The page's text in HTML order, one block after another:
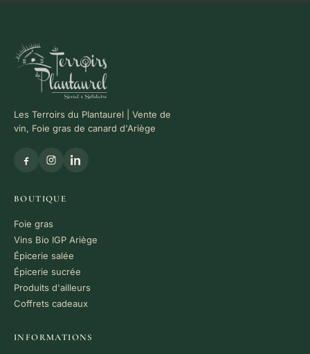
Les Terroirs du Plantaurel | Vente de
vin, Foie gras de canard d'Ariège
BOUTIQUE
Foie gras
Vins Bio IGP Ariège
Épicerie salée
Épicerie sucrée
Produits d'ailleurs
Coffrets cadeaux
INFORMATIONS